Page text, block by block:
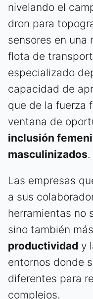
nivelando el
dron para
sensores en una
flota de
especializado
capacidad de
que de la fuerza
ventana de
inclusión
masculinizados.
Las empresas
a sus
herramientas no
sino también
productividad y
entornos donde
diferentes para
complejos.